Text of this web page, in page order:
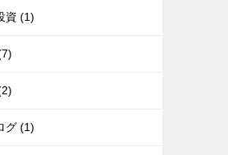
資 (1)
グ (1)